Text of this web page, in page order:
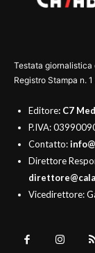
Testata giornalistica
Registro Stampa n.
Editore: C7
P.IVA:
Contatto:
Direttore
Vicedirettore: